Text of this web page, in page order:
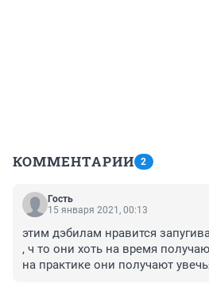
КОММЕНТАРИИ 2
Гость
15 января 2021, 00:13
этим дэбилам нравится
, ч то они хоть на время
на практике они получают